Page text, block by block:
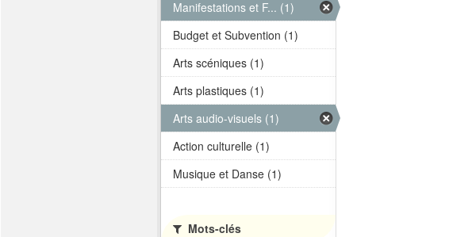
Manifestations et F... (1)
Budget et Subvention (1)
Arts scéniques (1)
Arts plastiques (1)
Arts audio-visuels (1)
Action culturelle (1)
Musique et Danse (1)
Mots-clés